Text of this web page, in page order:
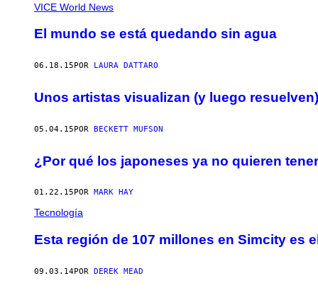
VICE World News
El mundo se está quedando sin agua
06.18.15 POR LAURA DATTARO
Unos artistas visualizan (y luego
05.04.15POR BECKETT MUFSON
¿Por qué los japoneses ya no quieren
01.22.15 POR MARK HAY
Tecnología
Esta región de 107 millones en Simcity es
09.03.14POR DEREK MEAD